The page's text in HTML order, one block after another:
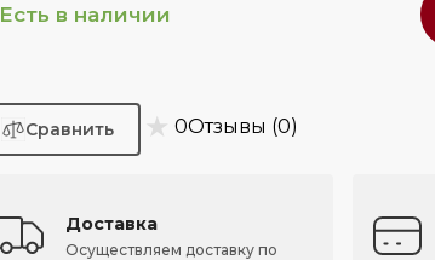
Есть в наличии
★ 0Отзывы (0)
Доставка
Осуществляем доставку по